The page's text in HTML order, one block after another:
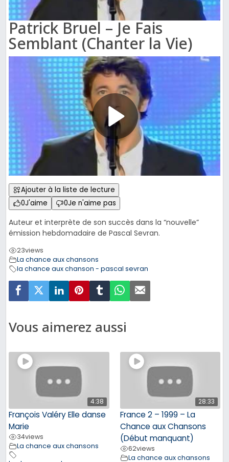
Patrick Bruel – Je Fais
Semblant (Chanter la Vie)
Ajouter à la liste de lecture
0J'aime 0Je n'aime pas
Auteur et interprète de son succès dans la “nouvelle”
émission hebdomadaire de Pascal Sevran.
23views
La chance aux chansons
la chance aux chanson - pascal sevran
Vous aimerez aussi
4:38
François Valéry Elle danse
Marie
34views
La chance aux chansons
28:33
France 2 – 1999 – La
Chance aux Chansons
(Début manquant)
62views
La chance aux chansons